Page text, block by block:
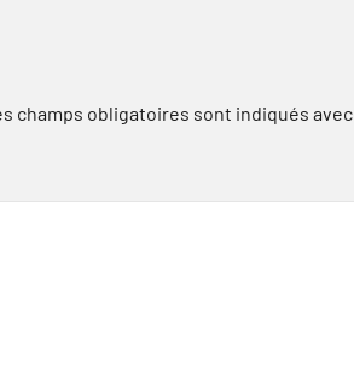
champs obligatoires sont indiqués avec